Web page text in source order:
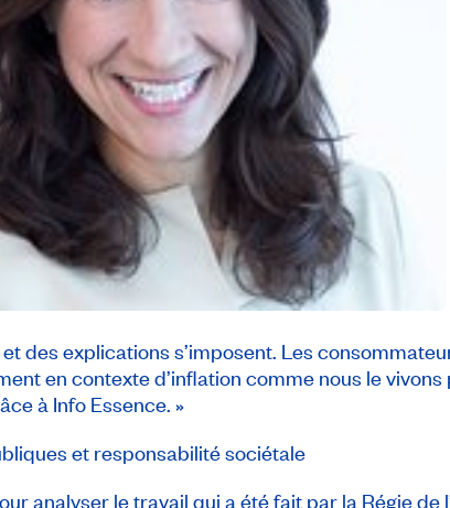
des explications s’imposent. Les
en contexte d’inflation comme nous le
à Info Essence. »
et responsabilité sociétale
analyser le travail qui a été fait par la Régie de